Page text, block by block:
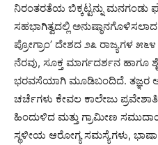
ನಿರಂತರತೆಯ ಬಿಕ್ಕಟ್ಟನ್ನು ಮನಗಂಡು
ಸಹಭಾಗಿತ್ವದಲ್ಲಿ
ಪ್ರೋಗ್ರಾಂ’ ದೇಶದ ೨೩ ರಾಜ್ಯಗಳ
ನೆರವು, ಸೂಕ್ತ ಮಾರ್ಗದರ್ಶನ ಹಾಗೂ
ಭರವಸೆಯಾಗಿ ಮೂಡಿಬಂದಿದೆ. ತಜ್ಞರ
ಚರ್ಚೆಗಳು ಕೇವಲ ಕಾಲೇಜು
ಹಿಂದುಳಿದ ಮತ್ತು ಗ್ರಾಮೀಣ
ಸ್ಥಳೀಯ ಆರೋಗ್ಯ ಸಮಸ್ಯೆಗಳು,